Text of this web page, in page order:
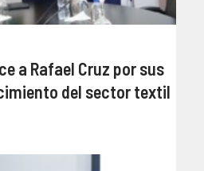
a Rafael Cruz por sus
del sector textil